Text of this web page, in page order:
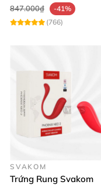
847.000₫
-41%
(766)
SVAKOM
Trứng Rung Svakom